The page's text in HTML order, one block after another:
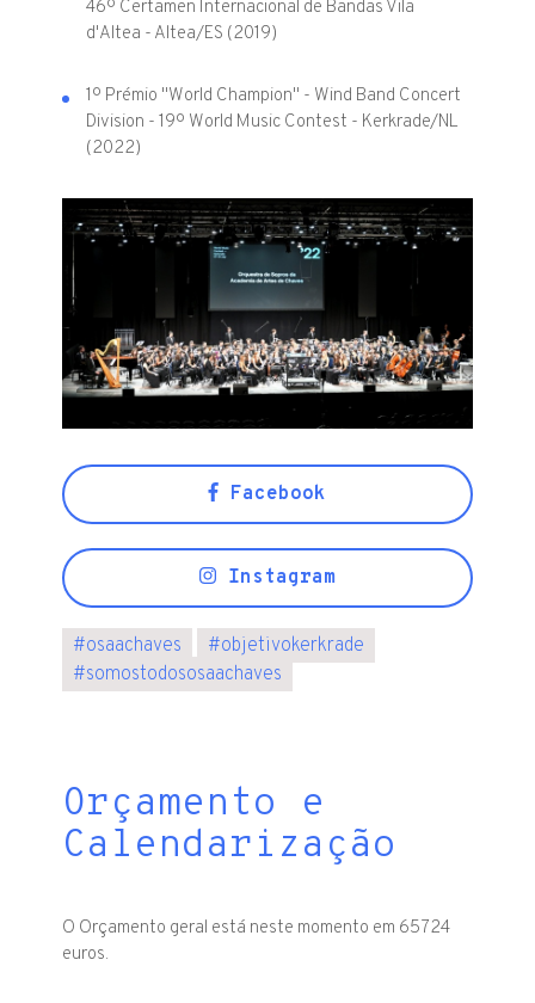
46º Certamen Internacional de Bandas Vila
d'Altea - Altea/ES (2019)
1º Prémio "World Champion" - Wind Band Concert
Division - 19º World Music Contest - Kerkrade/NL
(2022)
Facebook
Instagram
#osaachaves #objetivokerkrade
#somostodososaachaves
Orçamento e
Calendarização
O Orçamento geral está neste momento em 65724
euros.